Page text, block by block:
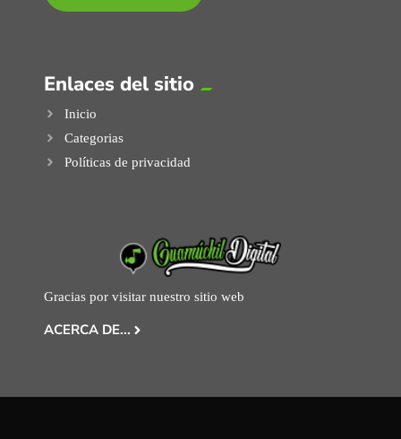
Enlaces del sitio
Inicio
Categorias
Políticas de privacidad
Gracias por visitar nuestro sitio web
ACERCA DE...